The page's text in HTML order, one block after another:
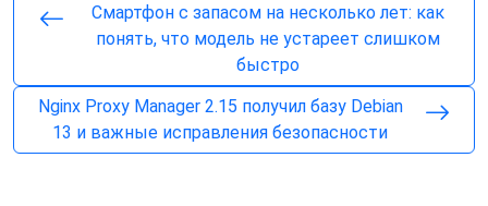
Смартфон с запасом на несколько лет: как
понять, что модель не устареет слишком
быстро
Nginx Proxy Manager 2.15 получил базу Debian
13 и важные исправления безопасности